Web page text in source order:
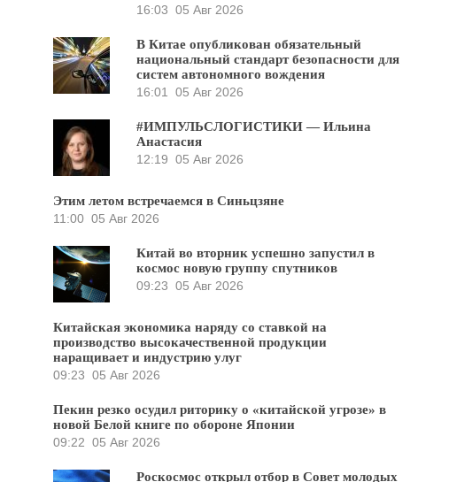
16:03 05 Авг 2026
В Китае опубликован обязательный
национальный стандарт безопасности для
систем автономного вождения
16:01
05 Авг 2026
#ИМПУЛЬСЛОГИСТИКИ — Ильина
Анастасия
12:19 05 Авг 2026
Этим летом встречаемся в Синьцзяне
11:00 05 Авг 2026
Китай во вторник успешно запустил в
космос новую группу спутников
09:23 05 Авг 2026
Китайская экономика наряду со ставкой на
производство высокачественной продукции
наращивает и индустрию улуг
09:23 05 Авг 2026
Пекин резко осудил риторику о «китайской угрозе» в
новой Белой книге по обороне Японии
09:22 05 Авг 2026
Роскосмос открыл отбор в Совет молодых